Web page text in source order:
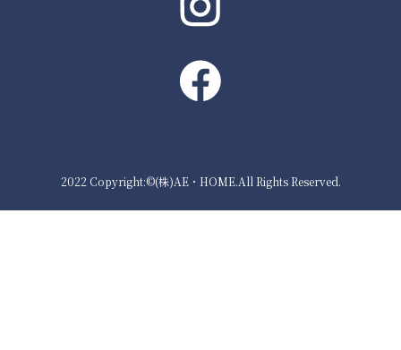
2022 Copyright:©(株)AE・HOME.All Rights Reserved.